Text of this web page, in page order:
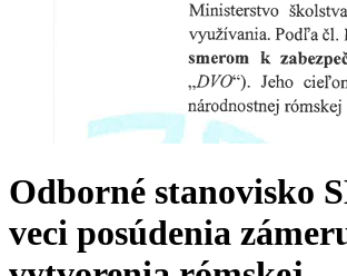
Odborné stanovisko
veci posúdenia